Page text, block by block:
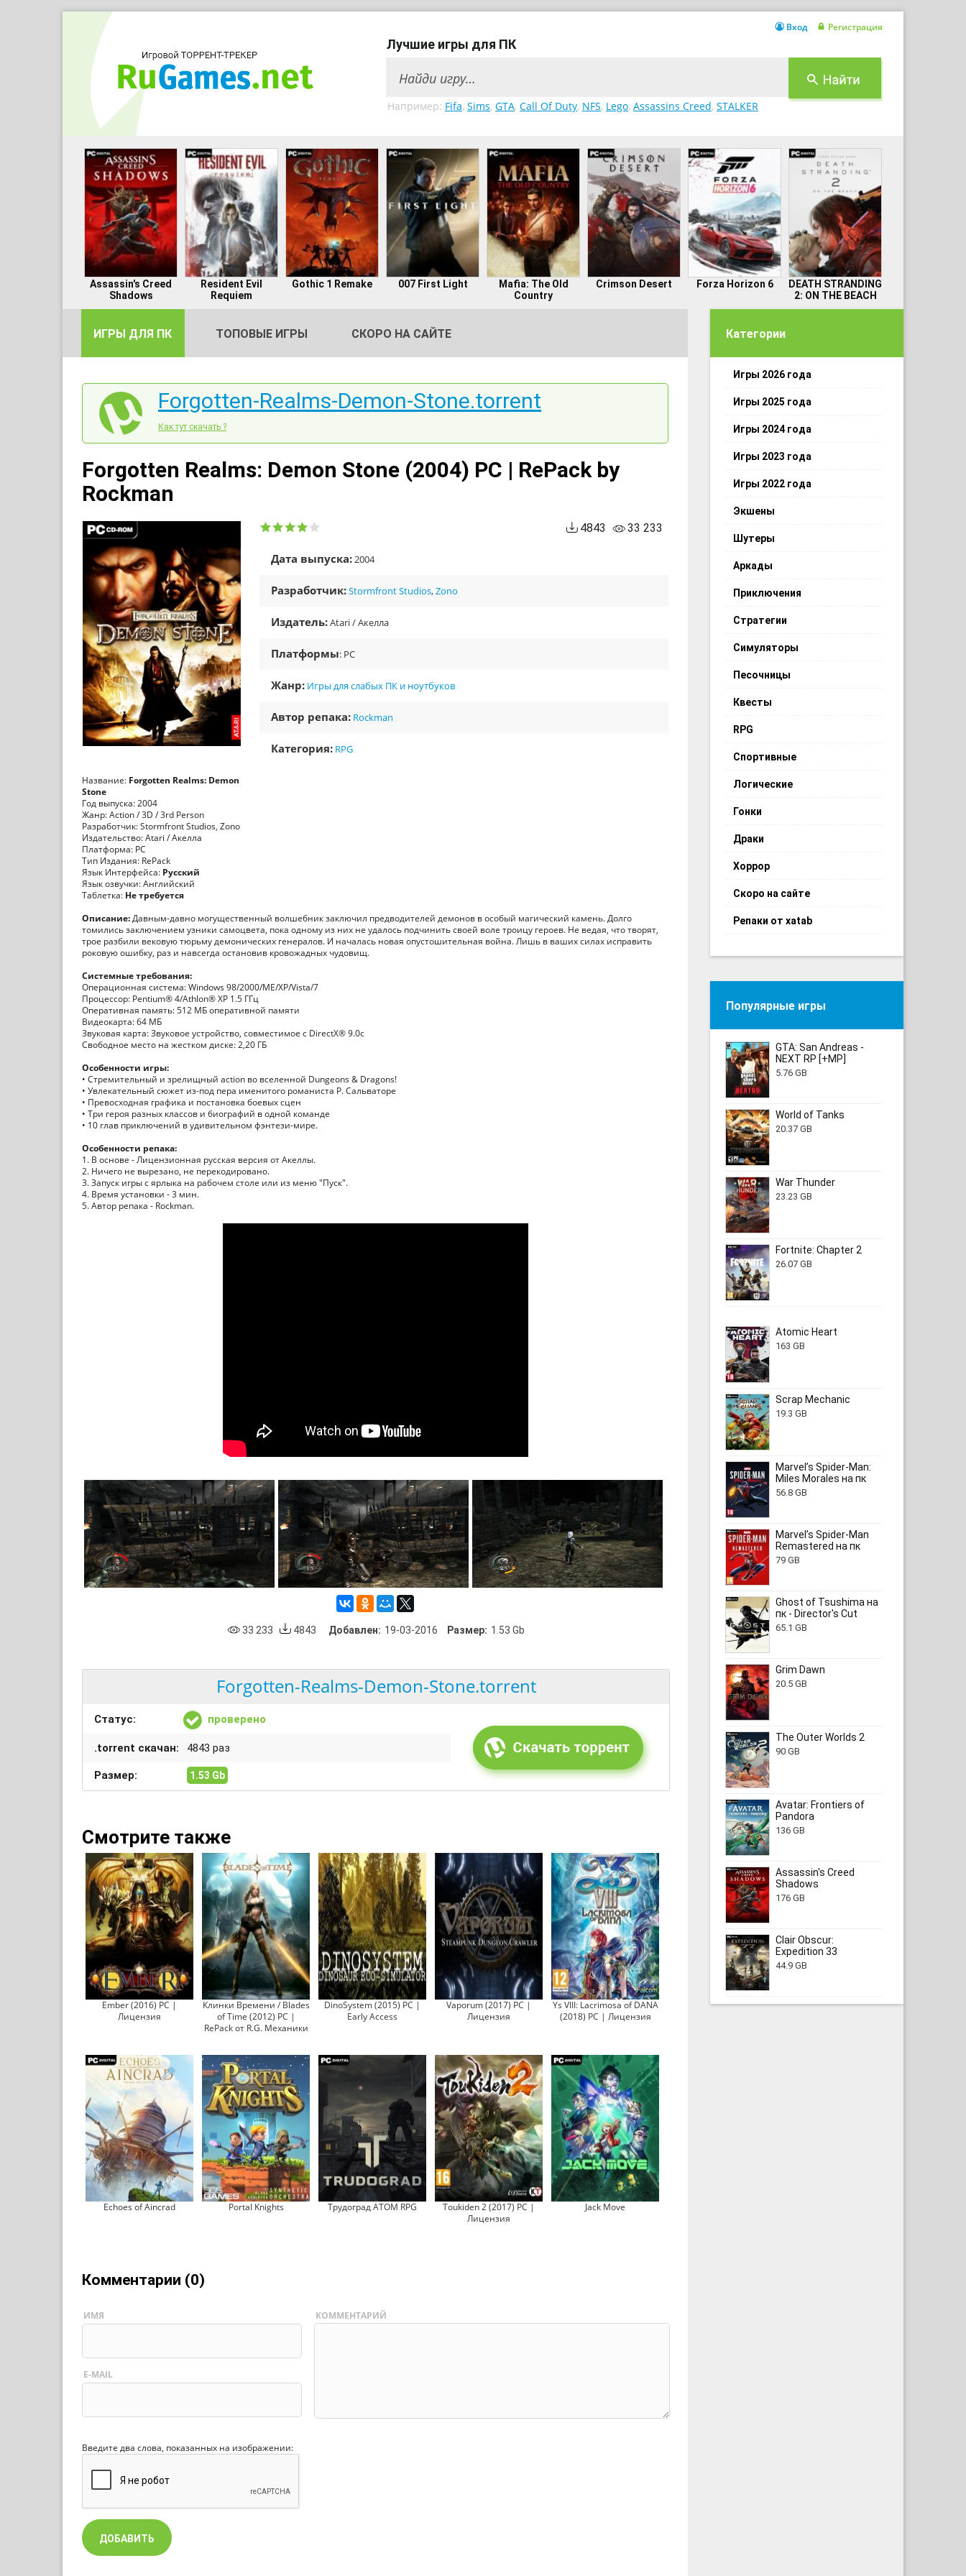
Лучшие игры для ПК
Например: Fifa, Sims, GTA, Call Of Duty, NFS, Lego, Assassins Creed, STALKER
Вход Регистрация
Assassin's Creed
Shadows
Resident Evil
Requiem
Gothic 1 Remake 007 First Light
Mafia: The Old
Country
Crimson Desert Forza Horizon 6
DEATH STRANDING
2: ON THE BEACH
ИГРЫ ДЛЯ ПК ТОПОВЫЕ ИГРЫ СКОРО НА САЙТЕ
Forgotten-Realms-Demon-Stone.torrent
Как тут скачать ?
Forgotten Realms: Demon Stone (2004) PC | RePack by
Rockman
33 233
4843
Дата выпуска:2004
Разработчик:Stormfront Studios,Zono
Издатель:Atari / Акелла
Платформы: PC
Жанр: Игры для слабых ПК и ноутбуков
Автор репака: Rockman
Категория: RPG
Название: Forgotten Realms: Demon
Stone
Год выпуска: 2004
Жанр: Action / 3D / 3rd Person
Разработчик: Stormfront Studios, Zono
Издательство: Atari / Акелла
Платформа: PC
Тип Издания: RePack
Язык Интерфейса: Русский
Язык озвучки: Английский
Таблетка: Не требуется
Описание:Давным-давно могущественный волшебник заключил предводителей демонов в особый магический камень. Долго
томились заключением узники самоцвета, пока одному из них не удалось подчинить своей воле троицу героев. Не ведая, что творят,
трое разбили вековую тюрьму демонических генералов. И началась новая опустошительная война. Лишь в ваших силах исправить
роковую ошибку, раз и навсегда остановив кровожадных чудовищ.
Системные требования:
Операционная система: Windows 98/2000/ME/XP/Vista/7
Процессор: Pentium® 4/Athlon® XP 1.5 ГГц
Оперативная память: 512 МБ оперативной памяти
Видеокарта: 64 МБ
Звуковая карта: Звуковое устройство, совместимое с DirectX® 9.0с
Свободное место на жестком диске: 2,20 ГБ
Особенности игры:
• Стремительный и зрелищный action во вселенной Dungeons & Dragons!
• Увлекательный сюжет из-под пера именитого романиста Р. Сальваторе
• Превосходная графика и постановка боевых сцен
• Три героя разных классов и биографий в одной команде
• 10 глав приключений в удивительном фэнтези-мире.
Особенности репака:
1. В основе - Лицензионная русская версия от Акеллы.
2. Ничего не вырезано, не перекодировано.
3. Запуск игры с ярлыка на рабочем столе или из меню "Пуск".
4. Время установки - 3 мин.
5. Автор репака - Rockman.
33 233 4843 Добавлен: 19-03-2016 Размер: 1.53 Gb
Forgotten-Realms-Demon-Stone.torrent
Статус: проверено
.torrent скачан: 4843 раз
Размер: 1.53 Gb
Смотрите также
Ember (2016) PC |
Лицензия
Клинки Времени / Blades
of Time (2012) PC |
RePack от R.G. Механики
DinoSystem (2015) PC |
Early Access
Vaporum (2017) PC |
Лицензия
Ys VIII: Lacrimosa of DANA
(2018) PC | Лицензия
Echoes of Aincrad Portal Knights Трудоград ATOM RPG
Toukiden 2 (2017) PC |
Лицензия
Jack Move
Комментарии (0)
ИМЯ
E-MAIL
КОММЕНТАРИЙ
Введите два слова, показанных на изображении:
Категории
Игры 2026 года
Игры 2025 года
Игры 2024 года
Игры 2023 года
Игры 2022 года
Экшены
Шутеры
Аркады
Приключения
Стратегии
Симуляторы
Песочницы
Квесты
RPG
Спортивные
Логические
Гонки
Драки
Хоррор
Скоро на сайте
Репаки от xatab
Популярные игры
GTA: San Andreas -
NEXT RP [+MP]
5.76 GB
World of Tanks
20.37 GB
War Thunder
23.23 GB
Fortnite: Chapter 2
26.07 GB
Atomic Heart
163 GB
Scrap Mechanic
19.3 GB
Marvel’s Spider-Man:
Miles Morales на пк
56.8 GB
Marvel’s Spider-Man
Remastered на пк
79 GB
Ghost of Tsushima на
пк - Director's Cut
65.1 GB
Grim Dawn
20.5 GB
The Outer Worlds 2
90 GB
Avatar: Frontiers of
Pandora
136 GB
Assassin's Creed
Shadows
176 GB
Clair Obscur:
Expedition 33
44.9 GB